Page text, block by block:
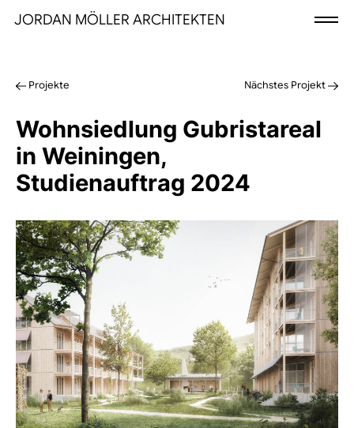
JORDAN MÖLLER ARCHITEKTEN
Projekte Nächstes Projekt
Wohnsiedlung Gubristareal
in Weiningen,
Studienauftrag 2024